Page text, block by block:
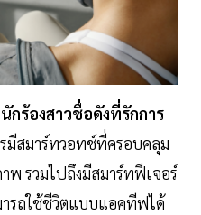
กร้องสาวชื่อดังที่รักการ
รมีสมาร์ทวอทช์ที่ครอบคลุม
พ รวมไปถึงมีสมาร์ทฟีเจอร์
ารถใช้ชีวิตแบบแอคทีฟได้